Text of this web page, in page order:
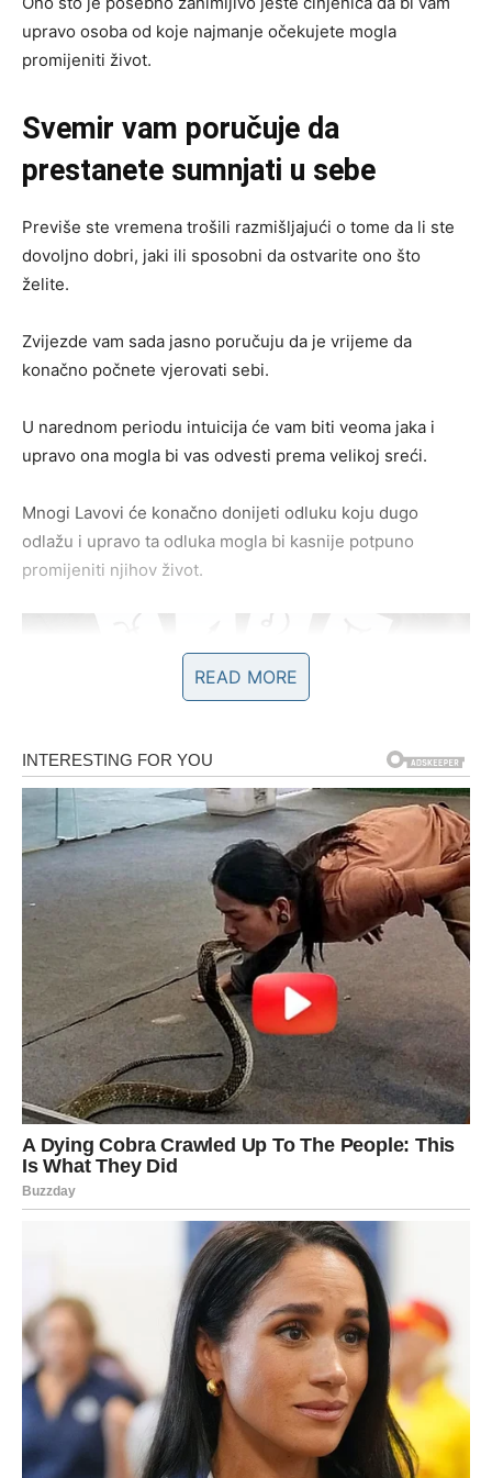
upravo osoba od koje najmanje očekujete mogla
promijeniti život.
Svemir vam poručuje da
prestanete sumnjati u sebe
Previše ste vremena trošili razmišljajući o tome da li ste
dovoljno dobri, jaki ili sposobni da ostvarite ono što
želite.
Zvijezde vam sada jasno poručuju da je vrijeme da
konačno počnete vjerovati sebi.
U narednom periodu intuicija će vam biti veoma jaka i
upravo ona mogla bi vas odvesti prema velikoj sreći.
Mnogi Lavovi će konačno donijeti odluku koju dugo
odlažu i upravo ta odluka mogla bi kasnije potpuno
promijeniti njihov život.
Novac i uspjeh dolaze onda kada
skoro izgubite vjeru
Finansijska situacija uskoro bi mogla postati mnogo bolja.
Pred vama su dani tokom kojih biste mogli dobiti novu
poslovnu ponudu, priliku za dodatnu zaradu ili pomoć
koja dolazi potpuno neočekivano.
Mnogi Lavovi će konačno uspjeti riješiti probleme koji ih
dugo opterećuju i prvi put nakon mnogo vremena osjetiti
Zvijezde pokazuju da vam dolazi period tokom kojeg biste
mogli ostvariti jedan veoma važan cilj.
Ljubav vam sprema veliko
iznenađenje
READ MORE